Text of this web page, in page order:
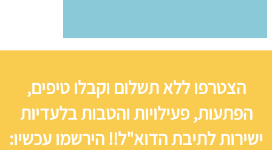
הצטרפו ללא תשלום וקבלו טיפים,
הפתעות, פעילויות והטבות בלעדיות
ישירות לתיבת הדוא"ל!! הירשמו עכשיו: